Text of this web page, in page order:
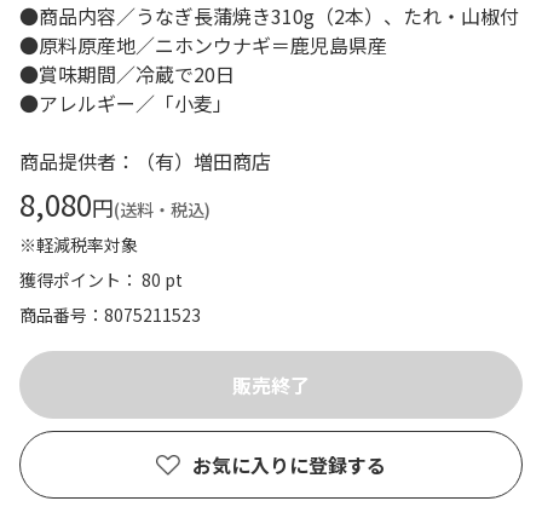
●商品内容／うなぎ長蒲焼き310g（2本）、たれ・山椒付
●原料原産地／ニホンウナギ＝鹿児島県産
●賞味期間／冷蔵で20日
●アレルギー／「小麦」
商品提供者：（有）増田商店
8,080円(送料・税込)
※軽減税率対象
獲得ポイント： 80 pt
商品番号
8075211523
お気に入りに登録する